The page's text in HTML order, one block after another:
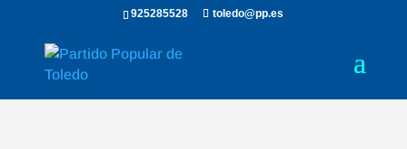
925285528 toledo@pp.es